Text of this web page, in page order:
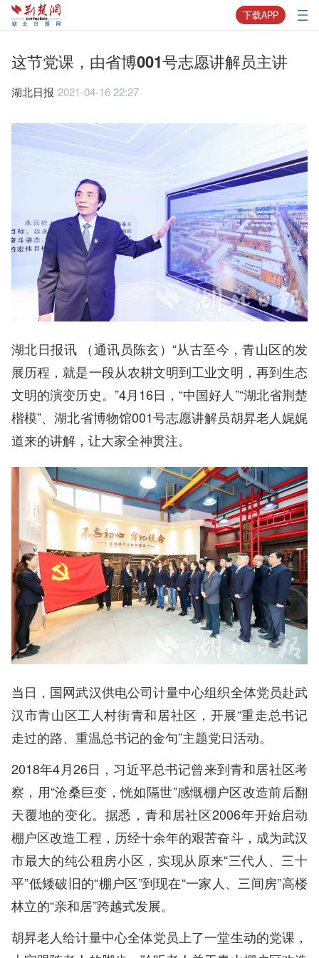
下载APP
这节党课，由省博001号志愿讲解员主讲
湖北日报 2021-04-16 22:27
湖北日报讯 （通讯员陈玄）“从古至今，青山区的发
展历程，就是一段从农耕文明到工业文明，再到生态
文明的演变历史。”4月16日，“中国好人”“湖北省荆楚
楷模”、湖北省博物馆001号志愿讲解员胡昇老人娓娓
道来的讲解，让大家全神贯注。
当日，国网武汉供电公司计量中心组织全体党员赴武
汉市青山区工人村街青和居社区，开展“重走总书记
走过的路、重温总书记的金句”主题党日活动。
2018年4月26日，习近平总书记曾来到青和居社区考
察，用“沧桑巨变，恍如隔世”感慨棚户区改造前后翻
天覆地的变化。据悉，青和居社区2006年开始启动
棚户区改造工程，历经十余年的艰苦奋斗，成为武汉
市最大的纯公租房小区，实现从原来“三代人、三十
平”低矮破旧的“棚户区”到现在“一家人、三间房”高楼
林立的“亲和居”跨越式发展。
胡昇老人给计量中心全体党员上了一堂生动的党课，